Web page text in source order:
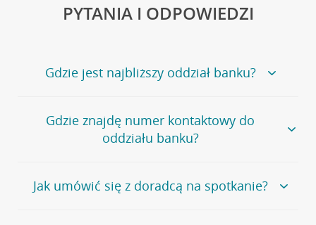
PYTANIA I ODPOWIEDZI
Gdzie jest najbliższy oddział banku?
Jeśli szukasz oddziału naszego banku, zapraszamy na
stronęPlacówki i bankomaty, na której znajduje się
wygodna wyszukiwarka.
oddziałów
Gdzie znajdę numer kontaktowy do
oddziału banku?
Bank Credit Agricole nie udostępnia ogólnego numeru
telefonu do placówki bankowej.
Jak umówić się z doradcą na spotkanie?